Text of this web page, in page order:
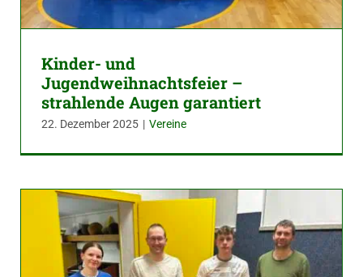
Kinder- und
Jugendweihnachtsfeier –
strahlende Augen garantiert
22. Dezember 2025 | Vereine